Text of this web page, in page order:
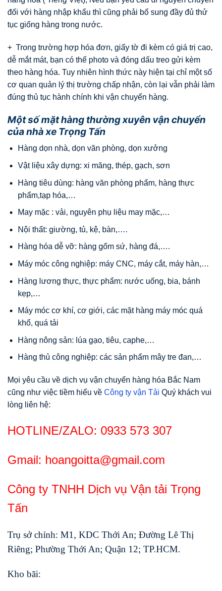
đối với hàng nhập khẩu thì cũng phải bổ sung đầy đủ thử
tục giống hàng trong nước.
+ Trong trường hợp hóa đơn, giấy tờ đi kèm có giá trị cao,
dễ mắt mát, bạn có thể photo và đóng dấu treo gửi kèm
theo hàng hóa. Tuy nhiên hình thức này hiện tại chỉ một số
cơ quan quản lý thị trường chấp nhận, còn lại vẫn phải làm
đúng thủ tục hành chính khi vận chuyển hàng.
Một số mặt hàng thường xuyên vận chuyển
của nhà xe Trọng Tấn
Hàng dọn nhà, dọn văn phòng, dọn xưởng
Vật liệu xây dựng: xi măng, thép, gạch, sơn
Hàng tiêu dùng: hàng văn phòng phẩm, hàng thực
phẩm,tạp hóa,…
May mặc : vải, nguyên phụ liệu may mặc,…
Nội thất: giường, tủ, kệ, bàn,….
Hàng hóa dễ vỡ: hàng gốm sứ, hàng đá,….
Máy móc công nghiệp: máy CNC, máy cắt, máy hàn,…
Hàng lương thực, thực phẩm: nước uống, bia, bánh
kẹp,…
Máy móc cơ khí, cơ giới, các mặt hàng máy móc quá
khổ, quá tải
Hàng nông sản: lúa gạo, tiêu, caphe,…
Hàng thủ công nghiệp: các sản phẩm mây tre đan,…
Mọi yêu cầu về dịch vụ vận chuyển hàng hóa Bắc Nam
cũng như việc tiềm hiểu về Công ty vận Tải Quý khách vui
lòng liên hệ:
HOTLINE/ZALO: 0933 573 307
Gmail: hoangoitta@gmail.com
Công ty TNHH Dịch vụ Vận tải Trọng
Tấn
Trụ sở chính: M1, KDC Thới An; Đường Lê Thị
Riêng; Phường Thới An; Quận 12; TP.HCM.
Kho bãi: